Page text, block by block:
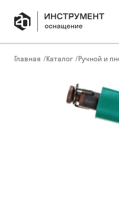
Главная /Каталог /Ручной и